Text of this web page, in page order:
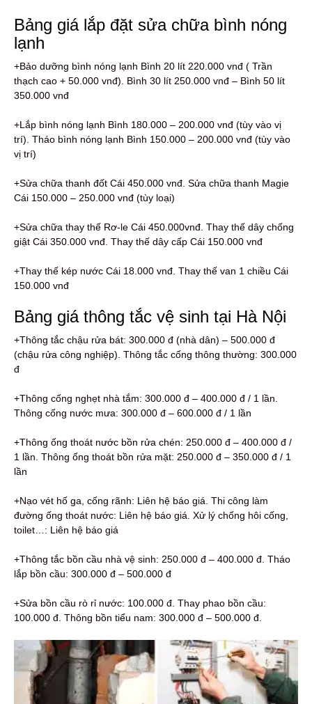
Bảng giá lắp đặt sửa chữa bình nóng
lạnh
+Bảo dưỡng bình nóng lạnh Bình 20 lít 220.000 vnđ ( Trần
thạch cao + 50.000 vnđ). Bình 30 lít 250.000 vnđ – Bình 50 lít
350.000 vnđ
+Lắp bình nóng lạnh Bình 180.000 – 200.000 vnđ (tùy vào vị
trí). Tháo bình nóng lạnh Bình 150.000 – 200.000 vnđ (tùy vào
vị trí)
+Sửa chữa thanh đốt Cái 450.000 vnđ. Sửa chữa thanh Magie
Cái 150.000 – 250.000 vnđ (tùy loại)
+Sửa chữa thay thế Rơ-le Cái 450.000vnđ. Thay thế dây chống
giật Cái 350.000 vnđ. Thay thế dây cấp Cái 150.000 vnđ
+Thay thế kép nước Cái 18.000 vnđ. Thay thế van 1 chiều Cái
150.000 vnđ
Bảng giá thông tắc vệ sinh tại Hà Nội
+Thông tắc chậu rửa bát: 300.000 đ (nhà dân) – 500.000 đ
(chậu rửa công nghiệp). Thông tắc cống thông thường: 300.000
đ
+Thông cống nghẹt nhà tắm: 300.000 đ – 400.000 đ / 1 lần.
Thông cống nước mưa: 300.000 đ – 600.000 đ / 1 lần
+Thông ống thoát nước bồn rửa chén: 250.000 đ – 400.000 đ /
1 lần. Thông ống thoát bồn rửa mặt: 250.000 đ – 350.000 đ / 1
lần
+Nạo vét hố ga, cống rãnh: Liên hệ báo giá. Thi công làm
đường ống thoát nước: Liên hệ báo giá. Xử lý chống hôi cống,
toilet…: Liên hệ báo giá
+Thông tắc bồn cầu nhà vệ sinh: 250.000 đ – 400.000 đ. Tháo
lắp bồn cầu: 300.000 đ – 500.000 đ
+Sửa bồn cầu rò rỉ nước: 100.000 đ. Thay phao bồn cầu:
100.000 đ. Thông bồn tiểu nam: 300.000 đ – 500.000 đ.